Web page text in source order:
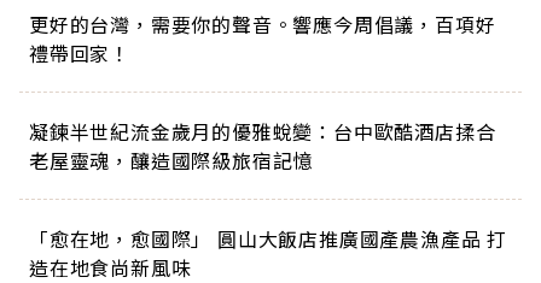
更好的台灣，需要你的聲音。響應今周倡議，百項好
禮帶回家！
凝鍊半世紀流金歲月的優雅蛻變：台中歐酷酒店揉合
老屋靈魂，釀造國際級旅宿記憶
「愈在地，愈國際」 圓山大飯店推廣國產農漁產品 打
造在地食尚新風味